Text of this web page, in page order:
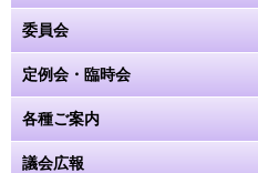
委員会
定例会・臨時会
各種ご案内
議会広報